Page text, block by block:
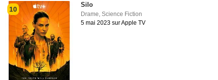
10
Silo
Drame,Science Fiction
5 mai 2023 sur Apple TV